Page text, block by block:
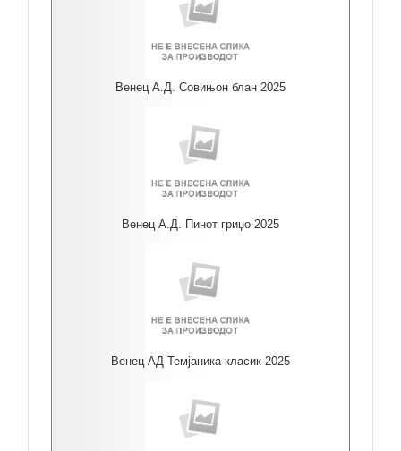
Венец А.Д. Совињон блан 2025
Венец А.Д. Пинот гриџо 2025
Венец АД Темјаника класик 2025